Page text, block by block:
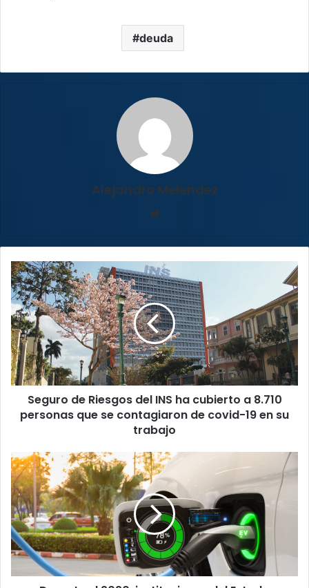
deuda
Alejandro Melendez
Seguro
de
Riesgos
del
INS
ha
cubierto
a
8.710
personas
que
de
covid-
19
en
su
trabajo
Seguro de Riesgos del INS ha cubierto a 8.710
personas que se contagiaron de covid-19 en su
trabajo
Durante
el
2020,
instituciones
del
Estado
compraron
330
vehículos